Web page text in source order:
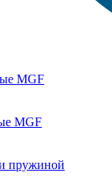
MGF
MGF
пружиной